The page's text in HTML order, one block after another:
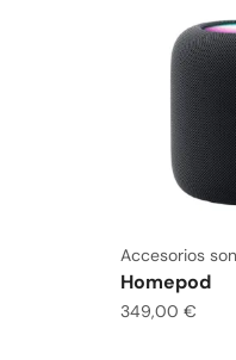
Accesorios
Homepod
349,00 €